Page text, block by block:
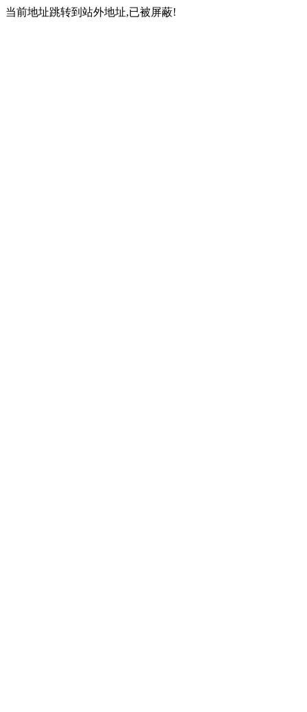
当前地址跳转到站外地址,已被屏蔽!